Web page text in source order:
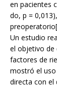
en pacientes
do, p =
preoperatorio[
Un estudio
el objetivo de
factores de
mostró el
directa con el